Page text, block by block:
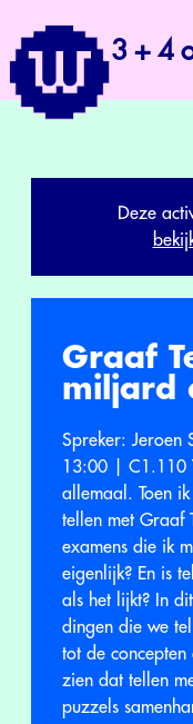
3 + 4
Deze
Graaf
miljard
Spreker:
13:00 | C1.110
allemaal. Toen
tellen met Graaf
examens die ik
eigenlijk? En is
als het lijkt? In
dingen die we
tot de
zien dat tellen
puzzels